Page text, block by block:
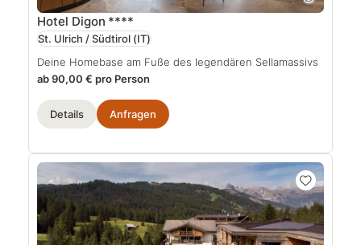
Hotel Digon ****
St. Ulrich / Südtirol (IT)
Deine Homebase am Fuße des legendären Sellamassivs
ab 90,00 € pro Person
Details Anfragen